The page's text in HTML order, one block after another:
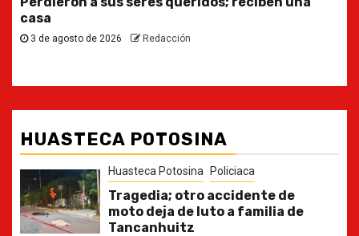
30 de julio de 2026
HUASTECA POTOSINA
Huasteca Potosina Policiaca
Tragedia; otro accidente de
moto deja de luto a familia de
Tancanhuitz